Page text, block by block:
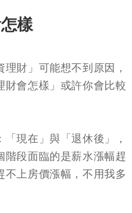
樣
財」可能想不到原因，
財會怎樣」或許你會比較
現在」與「退休後」，
階段面臨的是薪水漲幅趕
不上房價漲幅，不用我多